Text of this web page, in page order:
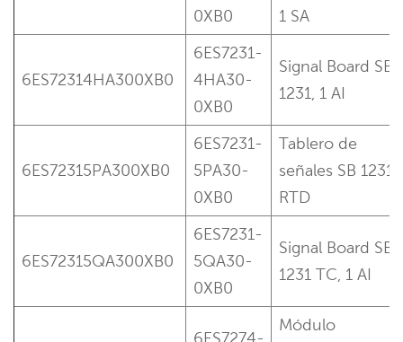
0XB0
1 SA
6ES72314HA300XB0
6ES7231-
4HA30-
0XB0
Signal Board SB
1231, 1 AI
6ES72315PA300XB0
6ES7231-
5PA30-
0XB0
Tablero de
señales SB 1231
RTD
6ES72315QA300XB0
6ES7231-
5QA30-
0XB0
Signal Board SB
1231 TC, 1 AI
6ES7274-
Módulo